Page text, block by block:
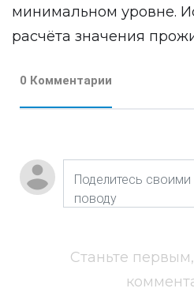
минимальном уровне.
расчёта значения
0 Комментарии
Станьте